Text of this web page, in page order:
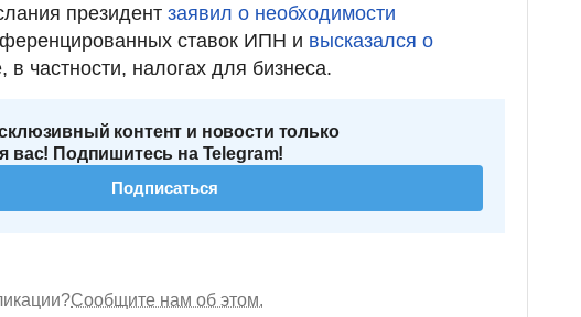
президент заявил о необходимости
ставок ИПН и высказался о
в частности, налогах для бизнеса.
контент и новости только
вас! Подпишитесь на Telegram!
Подписаться
Сообщите нам об этом.